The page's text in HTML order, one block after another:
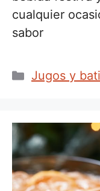
cualquier
sabor
Categorías
Jugos y